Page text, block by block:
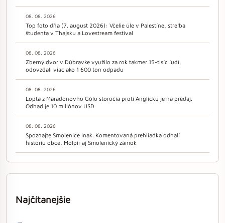
08. 08. 2026
Top foto dňa (7. august 2026): Včelie úle v Palestíne, streľba
študenta v Thajsku a Lovestream festival
08. 08. 2026
Zberný dvor v Dúbravke využilo za rok takmer 15-tisíc ľudí,
odovzdali viac ako 1 600 ton odpadu
08. 08. 2026
Lopta z Maradonovho Gólu storočia proti Anglicku je na predaj.
Odhad je 10 miliónov USD
08. 08. 2026
Spoznajte Smolenice inak. Komentovaná prehliadka odhalí
históriu obce, Molpír aj Smolenický zámok
Najčítanejšie